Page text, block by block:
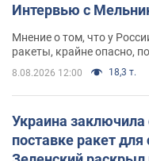
Интервью с
Мнение о том, что у
ракеты, крайне опасно,
8.08.2026 12:00 18,3 т.
Украина
поставке ракет